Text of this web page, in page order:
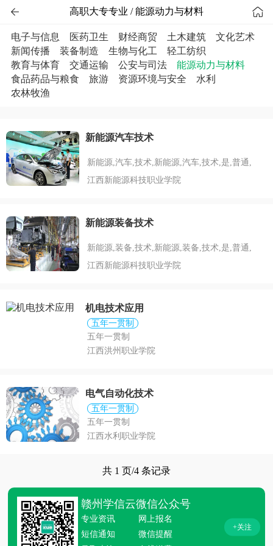
 高职大专专业 / 能源动力与材料 
电子与信息 医药卫生 财经商贸 土木建筑
文化艺术
新闻传播
装备制造 生物与化工
轻工纺织
教育与体育
交通运输 公安与司法
能源动力与材料
食品药品与粮食
旅游 资源环境与安全
水利
农林牧渔
新能源汽车技术
新能源,汽车,技术,新能源,汽车,技术,是,普通,
江西新能源科技职业学院
新能源装备技术
新能源,装备,技术,新能源,装备,技术,是,普通,
江西新能源科技职业学院
机电技术应用
五年一贯制
五年一贯制
江西洪州职业学院
电气自动化技术
五年一贯制
五年一贯制
江西水利职业学院
共 1 页/4 条记录
赣州学信云微信公众号
专业资讯
网上报名
短信通知
微信提醒
+关注